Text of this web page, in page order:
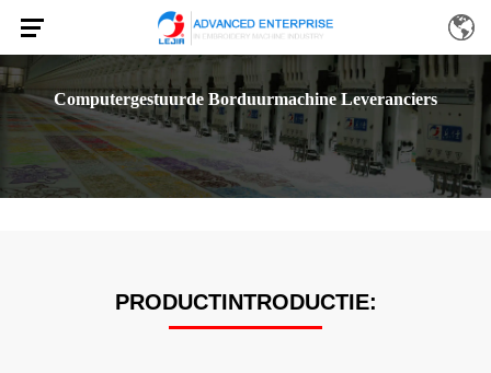
Computergestuurde Borduurmachine Leveranciers
PRODUCTINTRODUCTIE: